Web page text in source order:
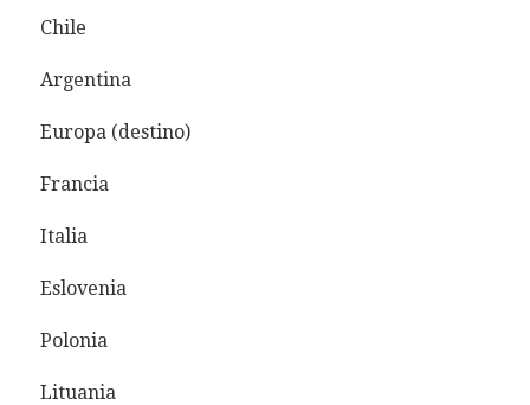
Chile
Argentina
Europa (destino)
Francia
Italia
Eslovenia
Polonia
Lituania